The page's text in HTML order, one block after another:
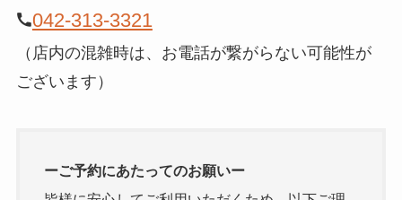
042-313-3321
（店内の混雑時は、お電話が繋がらない可能性が
ございます）
ーご予約にあたってのお願いー